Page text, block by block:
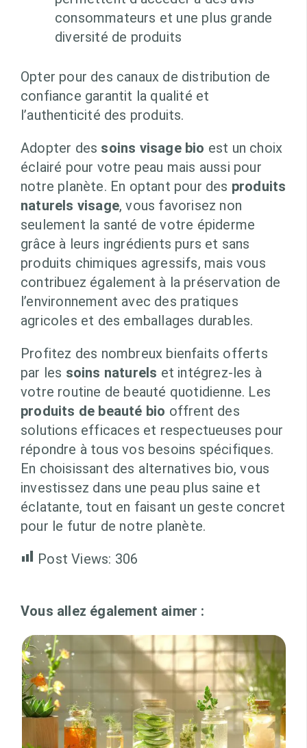
consommateurs et une plus grande
diversité de produits
Opter pour des canaux de distribution de
confiance garantit la qualité et
l’authenticité des produits.
Adopter des soins visage bio est un choix
éclairé pour votre peau mais aussi pour
notre planète. En optant pour des produits
naturels visage, vous favorisez non
seulement la santé de votre épiderme
grâce à leurs ingrédients purs et sans
produits chimiques agressifs, mais vous
contribuez également à la préservation de
l’environnement avec des pratiques
agricoles et des emballages durables.
Profitez des nombreux bienfaits offerts
par les soins naturels et intégrez-les à
votre routine de beauté quotidienne. Les
produits de beauté bio offrent des
solutions efficaces et respectueuses pour
répondre à tous vos besoins spécifiques.
En choisissant des alternatives bio, vous
investissez dans une peau plus saine et
éclatante, tout en faisant un geste concret
pour le futur de notre planète.
Post Views: 306
Vous allez également aimer :